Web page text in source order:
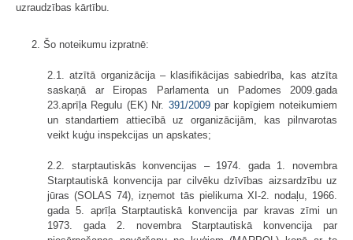
uzraudzības kārtību.
2. Šo noteikumu izpratnē:
2.1. atzītā organizācija – klasifikācijas sabiedrība, kas atzīta
saskaņā ar Eiropas Parlamenta un Padomes 2009.gada
23.aprīļa Regulu (EK) Nr. 391/2009par kopīgiem noteikumiem
un standartiem attiecībā uz organizācijām, kas pilnvarotas
veikt kuģu inspekcijas un apskates;
2.2. starptautiskās konvencijas – 1974. gada 1. novembra
Starptautiskā konvencija par cilvēku dzīvības aizsardzību uz
jūras (SOLAS 74), izņemot tās pielikuma XI-2. nodaļu, 1966.
gada 5. aprīļa Starptautiskā konvencija par kravas zīmi un
1973. gada 2. novembra Starptautiskā konvencija par